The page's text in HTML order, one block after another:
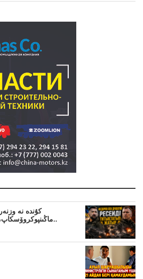
ماڭىنپوكروۆسكاپ، درون ماڭىنداعىنە ج..